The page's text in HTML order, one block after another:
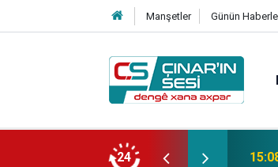
Manşetler Günün
24